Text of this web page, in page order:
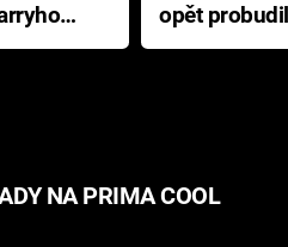
opět
přichází s
NA PRIMA COOL